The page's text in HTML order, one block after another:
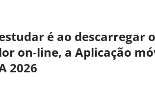
é ao descarregar
on-line, a Aplicação
2026